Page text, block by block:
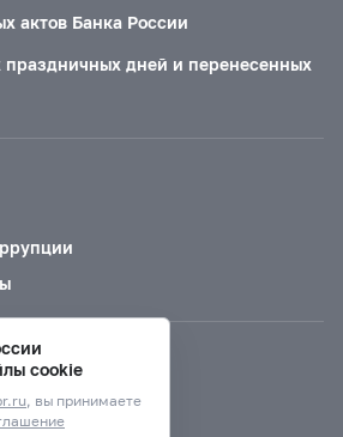
актов Банка России
праздничных дней и перенесенных
cookie
, вы принимаете